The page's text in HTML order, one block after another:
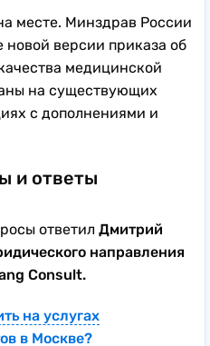
месте. Минздрав России
новой версии приказа об
медицинской
на существующих
с дополнениями и
и ответы
ответил Дмитрий
направления
Consult.
на услугах
в Москве?